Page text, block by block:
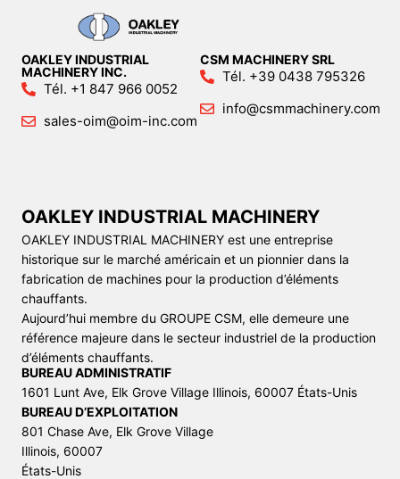
OAKLEY INDUSTRIAL
MACHINERY INC.
Tél. +1 847 966 0052
sales-oim@oim-inc.com
CSM MACHINERY SRL
Tél. +39 0438 795326
info@csmmachinery.com
OAKLEY INDUSTRIAL MACHINERY
OAKLEY INDUSTRIAL MACHINERY est une entreprise
historique sur le marché américain et un pionnier dans la
fabrication de machines pour la production d’éléments
chauffants.
Aujourd’hui membre du GROUPE CSM, elle demeure une
référence majeure dans le secteur industriel de la production
d’éléments chauffants.
BUREAU ADMINISTRATIF
1601 Lunt Ave, Elk Grove Village Illinois, 60007 États-Unis
BUREAU D’EXPLOITATION
801 Chase Ave, Elk Grove Village
Illinois, 60007
États-Unis